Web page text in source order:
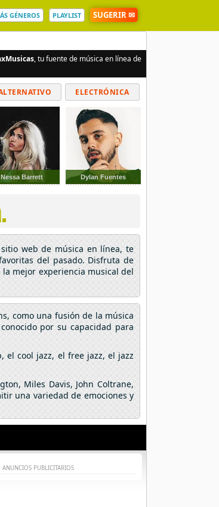
GÉNEROS PLAYLIST SUGERIR ✉
, tu fuente de música en línea de
ELECTRÓNICA
Nessa Barrett Dylan Fuentes
web de música en línea, te
del pasado. Disfruta de
mejor experiencia musical del
como una fusión de la música
por su capacidad para
el cool jazz, el free jazz, el jazz
Miles Davis, John Coltrane,
una variedad de emociones y
ANUNCIOS PUBLICITARIOS